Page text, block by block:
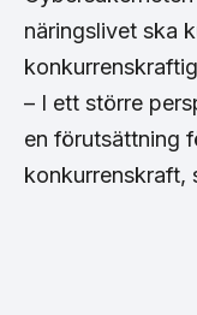
näringslivet ska
– I ett större
en förutsättning
konkurrenskraft,